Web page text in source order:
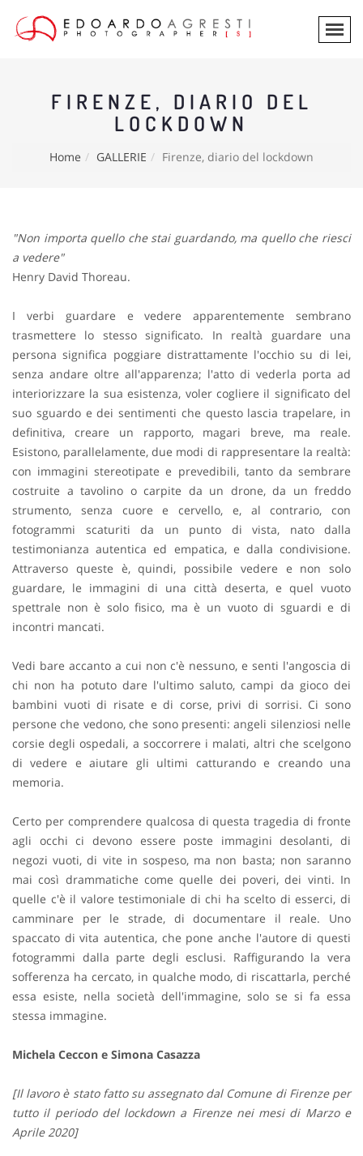
FIRENZE, DIARIO DEL
LOCKDOWN
Home GALLERIE Firenze, diario del lockdown
"Non importa quello che stai guardando, ma quello che riesci
a vedere"
Henry David Thoreau.
I verbi guardare e vedere apparentemente sembrano
trasmettere lo stesso significato. In realtà guardare una
persona significa poggiare distrattamente l'occhio su di lei,
senza andare oltre all'apparenza; l'atto di vederla porta ad
interiorizzare la sua esistenza, voler cogliere il significato del
suo sguardo e dei sentimenti che questo lascia trapelare, in
definitiva, creare un rapporto, magari breve, ma reale.
Esistono, parallelamente, due modi di rappresentare la realtà:
con immagini stereotipate e prevedibili, tanto da sembrare
costruite a tavolino o carpite da un drone, da un freddo
strumento, senza cuore e cervello, e, al contrario, con
fotogrammi scaturiti da un punto di vista, nato dalla
testimonianza autentica ed empatica, e dalla condivisione.
Attraverso queste è, quindi, possibile vedere e non solo
guardare, le immagini di una città deserta, e quel vuoto
spettrale non è solo fisico, ma è un vuoto di sguardi e di
incontri mancati.
Vedi bare accanto a cui non c'è nessuno, e senti l'angoscia di
chi non ha potuto dare l'ultimo saluto, campi da gioco dei
bambini vuoti di risate e di corse, privi di sorrisi. Ci sono
persone che vedono, che sono presenti: angeli silenziosi nelle
corsie degli ospedali, a soccorrere i malati, altri che scelgono
di vedere e aiutare gli ultimi catturando e creando una
memoria.
Certo per comprendere qualcosa di questa tragedia di fronte
agli occhi ci devono essere poste immagini desolanti, di
negozi vuoti, di vite in sospeso, ma non basta; non saranno
mai così drammatiche come quelle dei poveri, dei vinti. In
quelle c'è il valore testimoniale di chi ha scelto di esserci, di
camminare per le strade, di documentare il reale. Uno
spaccato di vita autentica, che pone anche l'autore di questi
fotogrammi dalla parte degli esclusi. Raffigurando la vera
sofferenza ha cercato, in qualche modo, di riscattarla, perché
essa esiste, nella società dell'immagine, solo se si fa essa
stessa immagine.
Michela Ceccon e Simona Casazza
[Il lavoro è stato fatto su assegnato dal Comune di Firenze per
tutto il periodo del lockdown a Firenze nei mesi di Marzo e
Aprile 2020]